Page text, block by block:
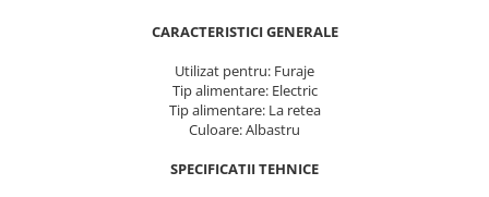
Aeratoare pentru gazon
Șuruburi autoforante
CARACTERISTICI GENERALE
Utilizat pentru: Furaje
Tip alimentare: Electric
Tip alimentare: La retea
Culoare: Albastru
SPECIFICATII TEHNICE